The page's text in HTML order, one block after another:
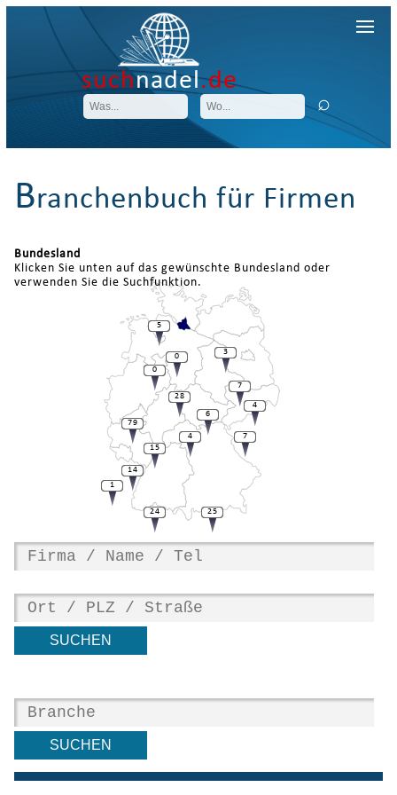
suchnadel.de
Branchenbuch für Firmen
Bundesland
Klicken Sie unten auf das gewünschte Bundesland oder
verwenden Sie die Suchfunktion.
7
4
79
7
6
3
0
5
0
28
1
15
14
24
4
25